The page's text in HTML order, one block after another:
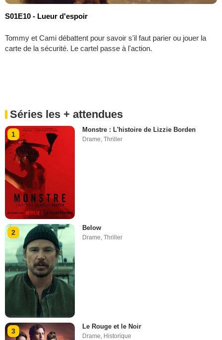
S01E10 - Lueur d'espoir
Tommy et Cami débattent pour savoir s'il faut parier ou jouer la
carte de la sécurité. Le cartel passe à l'action.
Séries les + attendues
1
Monstre : L'histoire de Lizzie Borden
Drame,Thriller
2
Below
Drame,Thriller
3
Le Rouge et le Noir
Drame Historique